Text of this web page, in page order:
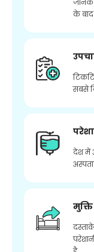
के
सबसे
देश में
मुक्ति